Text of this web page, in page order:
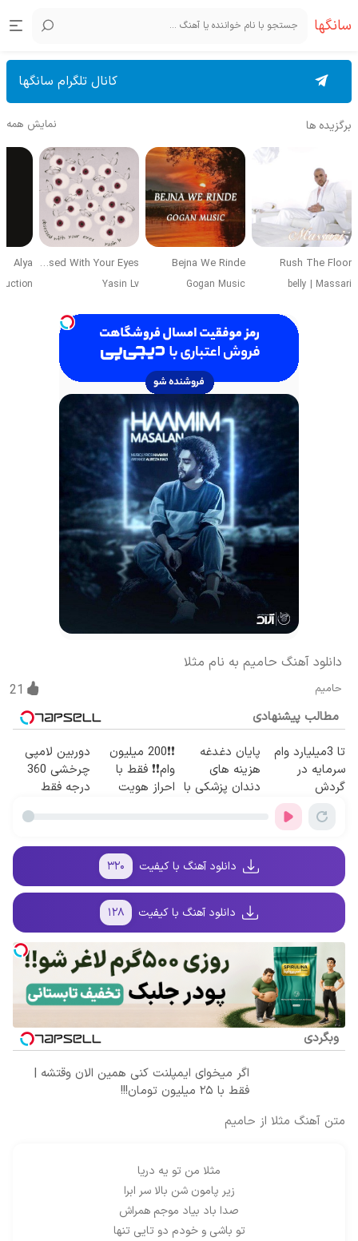
سانگها
کانال تلگرام سانگها
برگزیده ها نمایش همه
Rush The Floor
belly | Massari
Bejna We Rinde
Gogan Music
Obsessed With Your Eyes
Yasin Lv
Alya
دانلود آهنگ حامیم به نام مثلا
حامیم 21
مطالب پیشنهادی
تا 3میلیارد وام
سرمایه در
گردش
فروشندگان =>
فروشگاهت رو
پایان دغدغه
هزینه های
دندان پزشکی با
❗❗200 میلیون
وام❗❗ فقط با
احراز هویت
دوربین لامپی
چرخشی 360
درجه فقط
دانلود آهنگ با کیفیت ۳۲۰
دانلود آهنگ با کیفیت ۱۲۸
وبگردی
اگر میخوای ایمپلنت کنی همین الان وقتشه |
فقط با ۲۵ میلیون تومان!!!
متن آهنگ مثلا از حامیم
مثلا من تو یه دریا
زیر پامون شن بالا سر ابرا
صدا باد بیاد موجم همراش
تو باشی و‌ خودم دو تایی‌ تنها